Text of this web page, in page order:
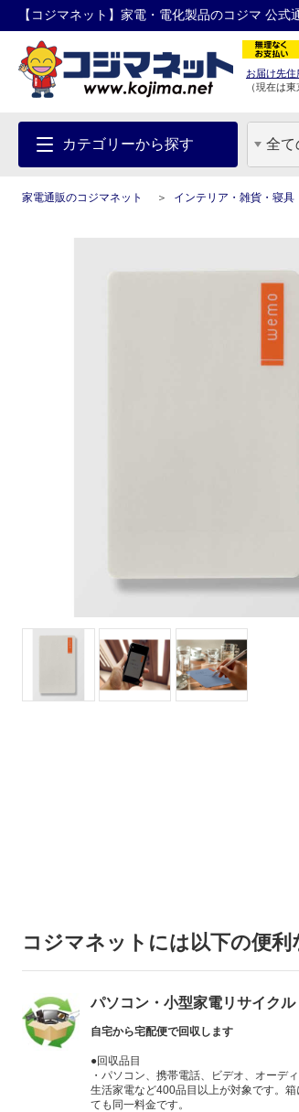
【コジマネット】家電・電化製品のコジマ 公式
お届け先住
（現在は東
カテゴリーから探す 全て
家電通販のコジマネット インテリア・雑貨・寝具
コジマネットには以下の便利
パソコン・小型家電リサイクル
自宅から宅配便で回収します
●回収品目
・パソコン、携帯電話、ビデオ、オーデ
生活家電など400品目以上が対象です。
ても同一料金です。